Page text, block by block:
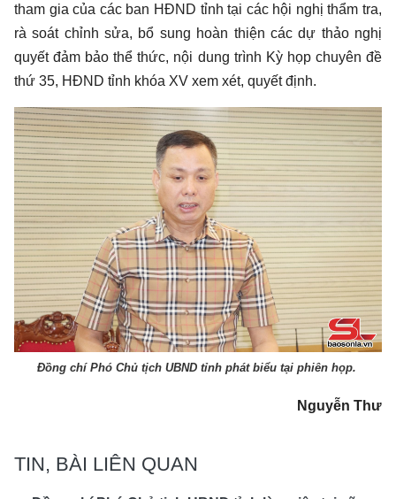
tham gia của các ban HĐND tỉnh tại các hội nghị thẩm tra,
rà soát chỉnh sửa, bổ sung hoàn thiện các dự thảo nghị
quyết đảm bảo thể thức, nội dung trình Kỳ họp chuyên đề
thứ 35, HĐND tỉnh khóa XV xem xét, quyết định.
Đồng chí Phó Chủ tịch UBND tỉnh phát biểu tại phiên họp.
Nguyễn Thư
TIN, BÀI LIÊN QUAN